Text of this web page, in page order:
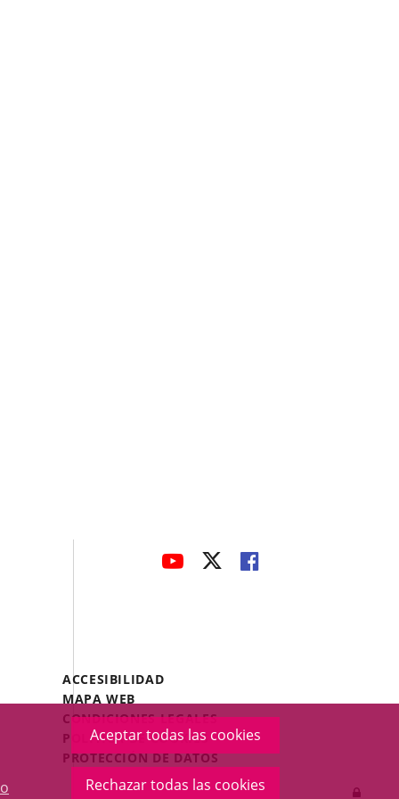
Aceptar todas las cookies
Rechazar todas las cookies
ENLACEENLACEENLACE
Menú
Legal
Footer
ACCESIBILIDAD
MAPA WEB
CONDICIONES LEGALES
POLÍTICA DE COOKIES
PROTECCIÓN DE DATOS